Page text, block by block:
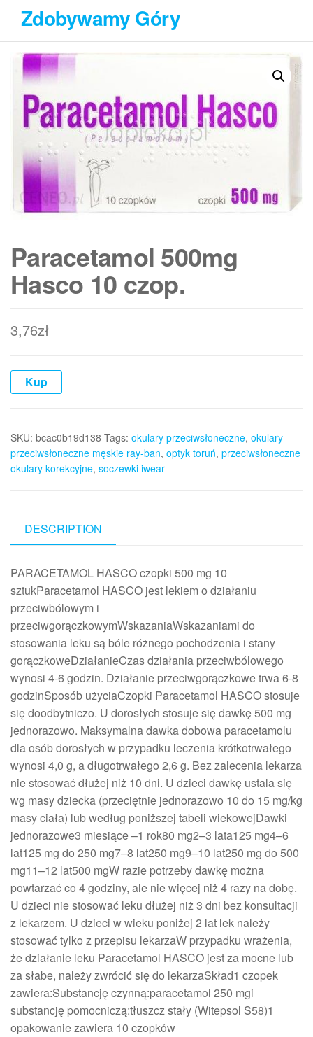
Przejdź
treści
Zdobywamy Góry
Paracetamol 500mg
Hasco 10 czop.
3,76zł
Kup
SKU: bcac0b19d138 Tags: okulary przeciwsłoneczne, okulary
przeciwsłoneczne męskie ray-ban, optyk toruń, przeciwsłoneczne
okulary korekcyjne, soczewki iwear
DESCRIPTION
PARACETAMOL HASCO czopki 500 mg 10
sztukParacetamol HASCO jest lekiem o działaniu
przeciwbólowym i
przeciwgorączkowymWskazaniaWskazaniami do
stosowania leku są bóle różnego pochodzenia i stany
gorączkoweDziałanieCzas działania przeciwbólowego
wynosi 4-6 godzin. Działanie przeciwgorączkowe trwa 6-8
godzinSposób użyciaCzopki Paracetamol HASCO stosuje
się doodbytniczo. U dorosłych stosuje się dawkę 500 mg
jednorazowo. Maksymalna dawka dobowa paracetamolu
dla osób dorosłych w przypadku leczenia krótkotrwałego
wynosi 4,0 g, a długotrwałego 2,6 g. Bez zalecenia lekarza
nie stosować dłużej niż 10 dni. U dzieci dawkę ustala się
wg masy dziecka (przeciętnie jednorazowo 10 do 15 mg/kg
masy ciała) lub według poniższej tabeli wiekowejDawki
jednorazowe3 miesiące –1 rok80 mg2–3 lata125 mg4–6
lat125 mg do 250 mg7–8 lat250 mg9–10 lat250 mg do 500
mg11–12 lat500 mgW razie potrzeby dawkę można
powtarzać co 4 godziny, ale nie więcej niż 4 razy na dobę.
U dzieci nie stosować leku dłużej niż 3 dni bez konsultacji
z lekarzem. U dzieci w wieku poniżej 2 lat lek należy
stosować tylko z przepisu lekarzaW przypadku wrażenia,
że działanie leku Paracetamol HASCO jest za mocne lub
za słabe, należy zwrócić się do lekarzaSkład1 czopek
zawiera:Substancję czynną:paracetamol 250 mgi
substancję pomocniczą:tłuszcz stały (Witepsol S58)1
opakowanie zawiera 10 czopków